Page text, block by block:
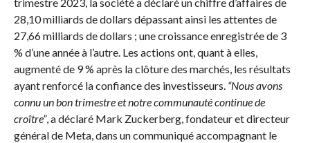
28,10 milliards de dollars dépassant ainsi les attentes de
27,66 milliards de dollars ; une croissance enregistrée de 3
% d’une année à l’autre. Les actions ont, quant à elles,
augmenté de 9 % après la clôture des marchés, les résultats
ayant renforcé la confiance des investisseurs. “Nous avons
connu un bon trimestre et notre communauté continue de
croître”, a déclaré Mark Zuckerberg, fondateur et directeur
général de Meta, dans un communiqué accompagnant le